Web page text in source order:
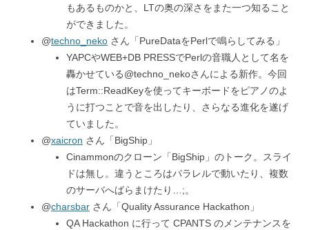
もあるものかと、LTの奥の深さをまた一つ知ること
ができました。
@techno_neko さん「PureDataをPerlで鳴らしてみる」
YAPCやWEB+DB PRESSでPerlの音職人として名を
轟かせている@techno_nekoさんによる新作。今回
はTerm::ReadKeyを使ってキーボードをピアノのよ
うに打つことで音を出したり、さらなる進化を遂げ
ていました。
@xaicron さん「BigShip」
Cinammonのクローン「BigShip」のトーク。スライ
ドは無し。違うところはパラレルで動いたり、複数
のサーバへばらまけたり…;。
@charsbar さん「Quality Assurance Hackathon」
QA Hackathon に行って CPANTS のメンテナンスを